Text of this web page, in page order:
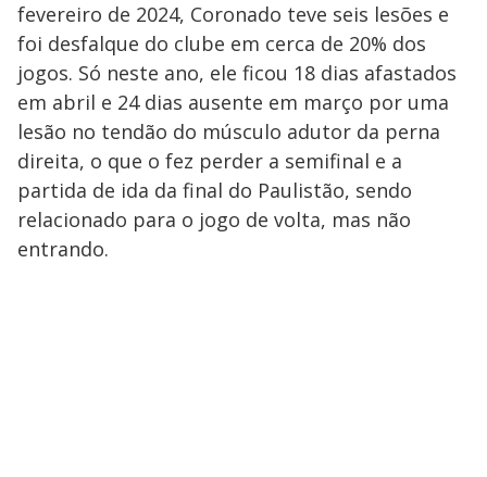
fevereiro de 2024, Coronado teve seis lesões e
foi desfalque do clube em cerca de 20% dos
jogos. Só neste ano, ele ficou 18 dias afastados
em abril e 24 dias ausente em março por uma
lesão no tendão do músculo adutor da perna
direita, o que o fez perder a semifinal e a
partida de ida da final do Paulistão, sendo
relacionado para o jogo de volta, mas não
entrando.